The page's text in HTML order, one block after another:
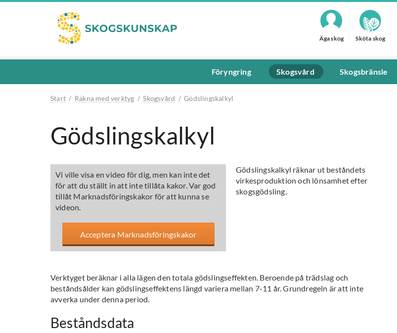
Äga skog Sköta skog
Föryngring Skogsvård Skogsbränsle
Start / Räkna med verktyg / Skogsvård / Gödslingskalkyl
Gödslingskalkyl
Vi ville visa en video för dig, men kan inte det
för att du ställt in att inte tillåta kakor. Var god
tillåt Marknadsföringskakor för att kunna se
videon.
Acceptera Marknadsföringskakor
Gödslingskalkyl räknar ut beståndets
virkesproduktion och lönsamhet efter
skogsgödsling.
Verktyget beräknar i alla lägen den totala gödslingseffekten. Beroende på trädslag och
beståndsålder kan gödslingseffektens längd variera mellan 7-11 år. Grundregeln är att inte
avverka under denna period.
Beståndsdata